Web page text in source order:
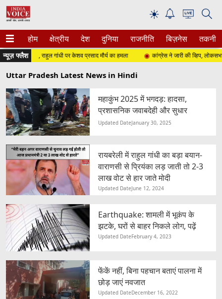
☀
होम क्षेत्रीय देश दुनिया राजनीति बिज़नेस तकनीक
न्यूज़ फ्लैश
है...', राहुल गांधी पर केशव प्रसाद मौर्य का हमला कांग्रेस ने जारी की व्हिप, लोकसभा में
Uttar Pradesh Latest News in Hindi
महाकुंभ 2025 में भगदड़: हादसा,
प्रशासनिक जवाबदेही और सुधार
Updated DateJanuary 30, 2025
रायबरेली में राहुल गांधी का बड़ा बयान-
वाराणसी से प्रियंका लड़ जाती तो 2-3
लाख वोट से हार जाते मोदी
Updated DateJune 12, 2024
Earthquake: शामली में भूकंप के
झटके, घरों से बाहर निकले लोग, पढ़ें
Updated DateFebruary 4, 2023
फेंकें नहीं, बिना पहचान बताएं पालना में
छोड़ जाएं नवजात
Updated DateDecember 16, 2022